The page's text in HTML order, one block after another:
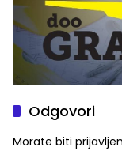
Odgovori
Morate biti